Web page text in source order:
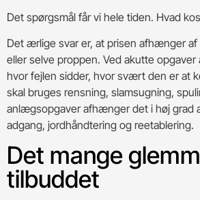
Det spørgsmål får vi hele tiden. Hvad
Det ærlige svar er, at prisen afhænger
eller selve proppen. Ved akutte
hvor fejlen sidder, hvor svært den er at
skal bruges rensning, slamsugning,
anlægsopgaver afhænger det i høj grad
adgang, jordhåndtering og reetablering.
Det mange
tilbuddet